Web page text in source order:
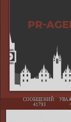
СООБЩЕНИЙ:
41793